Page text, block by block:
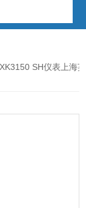
SH仪表上海英